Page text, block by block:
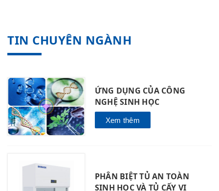
TIN CHUYÊN NGÀNH
ỨNG DỤNG CỦA CÔNG
NGHỆ SINH HỌC
Xem thêm
PHÂN BIỆT TỦ AN TOÀN
SINH HỌC VÀ TỦ CẤY VI